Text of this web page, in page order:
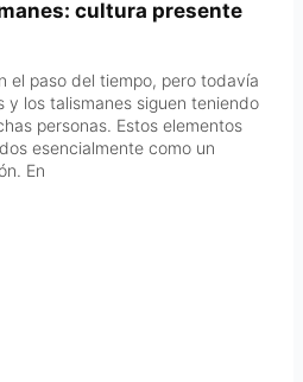
cultura presente
el paso del tiempo, pero todavía
y los talismanes siguen teniendo
personas. Estos elementos
esencialmente como un
En